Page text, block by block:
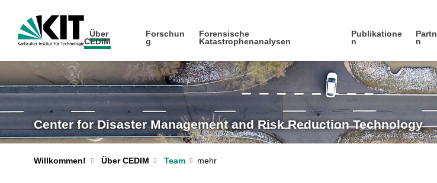
Über
CEDIM
Forschun
g
Forensische
Katastrophenanalysen
Publikatione
n
n
Center for Disaster Management and Risk Reduction Technology
Willkommen! Über CEDIM Team